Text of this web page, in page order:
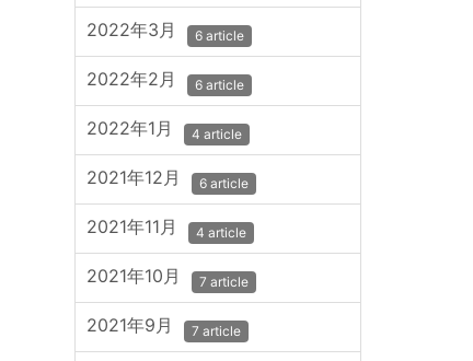
2022年3月 6 article
2022年2月 6 article
2022年1月 4 article
2021年12月 6 article
2021年11月 4 article
2021年10月 7 article
2021年9月 7 article